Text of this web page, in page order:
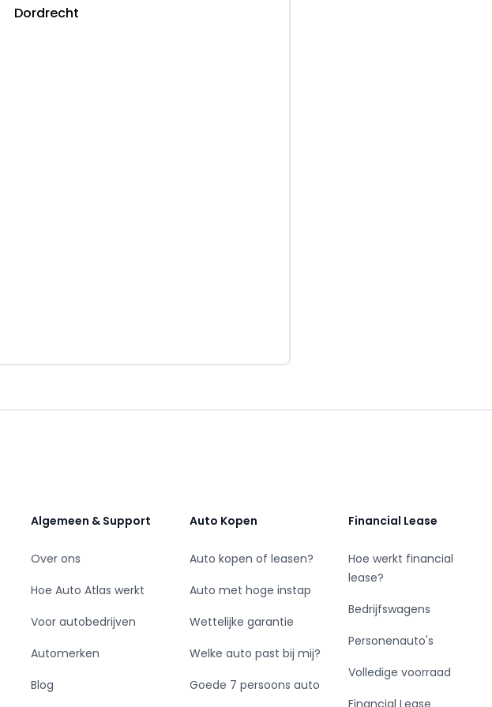
de kilometerstand en enkele foto's van binnen
- BOVAG - DEKRA
informatie in deze advertentie zo accuraat
uitdrukkelijk geen rechten worden
de zaken die uw beslissing zouden kunnen
Dordrecht
Algemeen & Support
Over ons
Hoe Auto Atlas werkt
Voor autobedrijven
Automerken
Blog
Auto Kopen
Auto kopen of leasen?
Auto met hoge instap
Wettelijke garantie
Welke auto past bij mij?
Goede 7 persoons auto
Financial Lease
Hoe werkt financial
lease?
Bedrijfswagens
Personenauto's
Volledige voorraad
Financial Lease